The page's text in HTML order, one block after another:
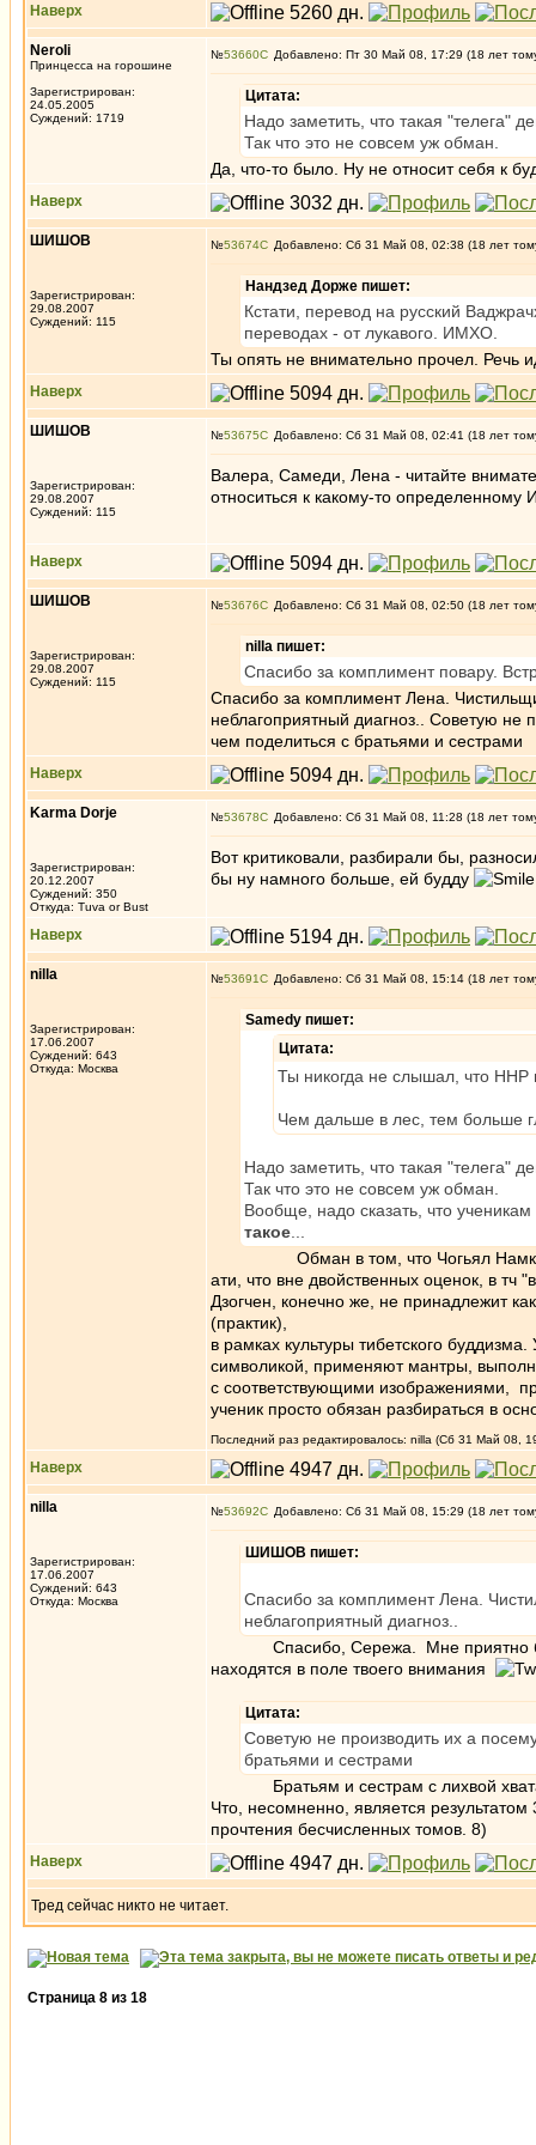
Наверх
Neroli
Принцесса на горошине
Зарегистрирован:
24.05.2005
Суждений: 1719
№53660 Добавлено: Пт 30 Май 08, 17:29 (18 лет
Цитата:
Надо заметить, что такая "телега"
Так что это не совсем уж обман.
Да, что-то было. Ну не относит себя к
Наверх
ШИШОВ
Зарегистрирован:
29.08.2007
Суждений: 115
№53674 Добавлено: Сб 31 Май 08, 02:38 (18 лет
Нандзед Дорже пишет:
Кстати, перевод на русский
переводах - от лукавого. ИМХО.
Ты опять не внимательно прочел. Речь
Наверх
ШИШОВ
Зарегистрирован:
29.08.2007
Суждений: 115
№53675 Добавлено: Сб 31 Май 08, 02:41 (18 лет
Валера, Самеди, Лена - читайте
относиться к какому-то определенному
Наверх
ШИШОВ
Зарегистрирован:
29.08.2007
Суждений: 115
№53676 Добавлено: Сб 31 Май 08, 02:50 (18 лет
nilla пишет:
Спасибо за комплимент повару.
Спасибо за комплимент Лена.
неблагоприятный диагноз.. Советую не
чем поделиться с братьями и сестрами
Наверх
Karma Dorje
Зарегистрирован:
20.12.2007
Суждений: 350
Откуда: Tuva or Bust
№53678 Добавлено: Сб 31 Май 08, 11:28 (18 лет
Вот критиковали, разбирали бы,
бы ну намного больше, ей будду
Наверх
nilla
Зарегистрирован:
17.06.2007
Суждений: 643
Откуда: Москва
№53691 Добавлено: Сб 31 Май 08, 15:14 (18 лет
Samedy пишет:
Цитата:
Ты никогда не слышал, что ННР
Чем дальше в лес, тем больше
Надо заметить, что такая "телега"
Так что это не совсем уж обман.
Вообще, надо сказать, что
такое
Обман в том, что Чогьял Намкай
ати, что вне двойственных оценок, в тч
Дзогчен, конечно же, не принадлежит
(практик),
в рамках культуры тибетского
символикой, применяют мантры,
с соответствующими изображениями,
ученик просто обязан разбираться в
Последний раз редактировалось: nilla (Сб 31 Май 08,
Наверх
nilla
Зарегистрирован:
17.06.2007
Суждений: 643
Откуда: Москва
№53692 Добавлено: Сб 31 Май 08, 15:29 (18 лет
ШИШОВ пишет:
Спасибо за комплимент Лена.
неблагоприятный диагноз..
Спасибо, Сережа. Мне приятно быть
находятся в поле твоего внимания
Цитата:
Советую не производить их а
братьями и сестрами
Братьям и сестрам с лихвой
Что, несомненно, является
прочтения бесчисленных томов. 8)
Наверх
Тред сейчас никто не читает.
Страница 8 из 18